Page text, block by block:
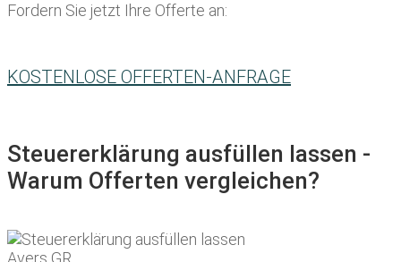
Fordern Sie jetzt Ihre Offerte an:
KOSTENLOSE OFFERTEN-ANFRAGE
Steuererklärung ausfüllen lassen -
Warum Offerten vergleichen?